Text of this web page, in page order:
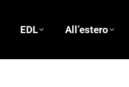
EDL All’estero